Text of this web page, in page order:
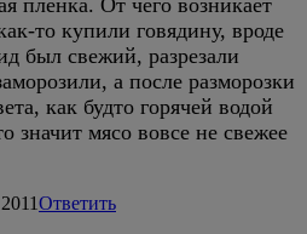
то купили говядину, вроде
был свежий, разрезали
а после разморозки
как будто горячей водой
значит мясо вовсе не свежее
Ответить